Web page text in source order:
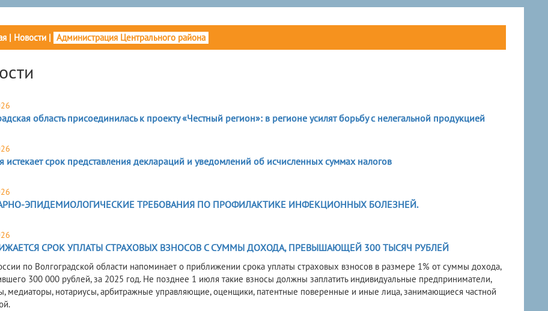
| Новости| Администрация Центрального района
область присоединилась к проекту «Честный регион»: в регионе усилят борьбу с нелегальной продукцией
истекает срок представления деклараций и уведомлений об исчисленных суммах налогов
ЭПИДЕМИОЛОГИЧЕСКИЕ ТРЕБОВАНИЯ ПО ПРОФИЛАКТИКЕ ИНФЕКЦИОННЫХ БОЛЕЗНЕЙ.
СРОК УПЛАТЫ СТРАХОВЫХ ВЗНОСОВ С СУММЫ ДОХОДА, ПРЕВЫШАЮЩЕЙ 300 ТЫСЯЧ РУБЛЕЙ
по Волгоградской области напоминает о приближении срока уплаты страховых взносов в размере 1% от суммы дохода,
300 000 рублей, за 2025 год. Не позднее 1 июля такие взносы должны заплатить индивидуальные предприниматели,
медиаторы, нотариусы, арбитражные управляющие, оценщики, патентные поверенные и иные лица, занимающиеся частной